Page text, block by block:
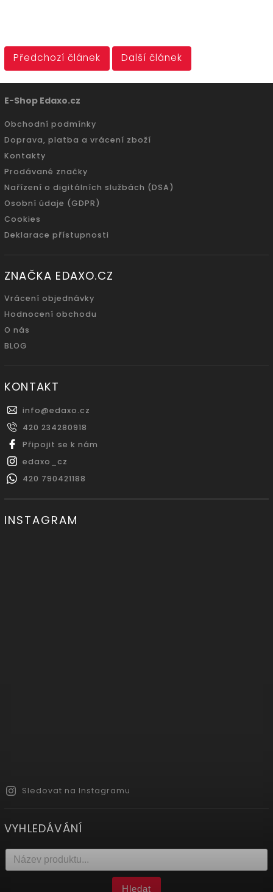
Předchozí článek Další článek
E-Shop Edaxo.cz
Obchodní podmínky
Doprava, platba a vrácení zboží
Kontakty
Prodávané značky
Nařízení o digitálních službách (DSA)
Osobní údaje (GDPR)
Cookies
Deklarace přístupnosti
ZNAČKA EDAXO.CZ
Vrácení objednávky
Hodnocení obchodu
O nás
BLOG
KONTAKT
info@edaxo.cz
420 234280918
Připojit se k nám
edaxo_cz
420 790421188
INSTAGRAM
Sledovat na Instagramu
VYHLEDÁVÁNÍ
Hledat